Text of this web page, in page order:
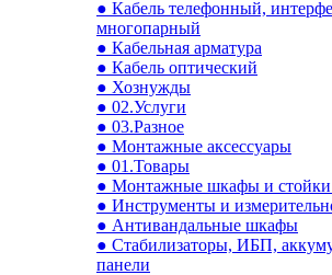
● Кабель телефонный,
многопарный
● Кабельная арматура
● Кабель оптический
● Хознужды
● 02.Услуги
● 03.Разное
● Монтажные аксессуары
● 01.Товары
● Монтажные шкафы и
● Инструменты и
● Антивандальные шкафы
● Стабилизаторы, ИБП,
панели